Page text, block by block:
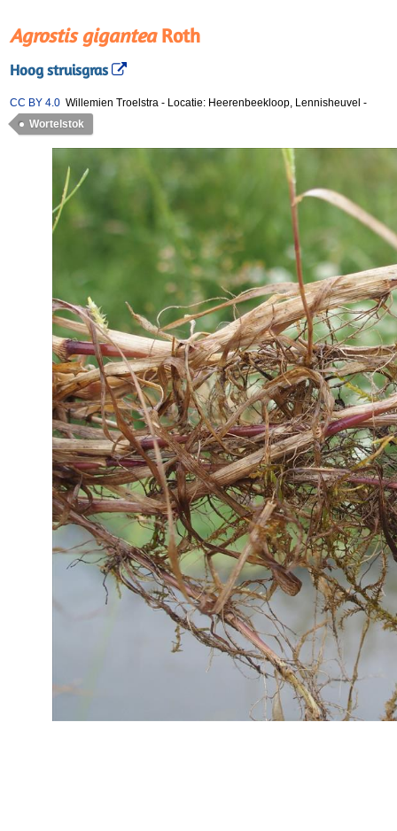
Agrostis giganteaRoth
Hoog struisgras
CC BY 4.0 Willemien Troelstra - Locatie: Heerenbeekloop, Lennisheuvel -
Wortelstok